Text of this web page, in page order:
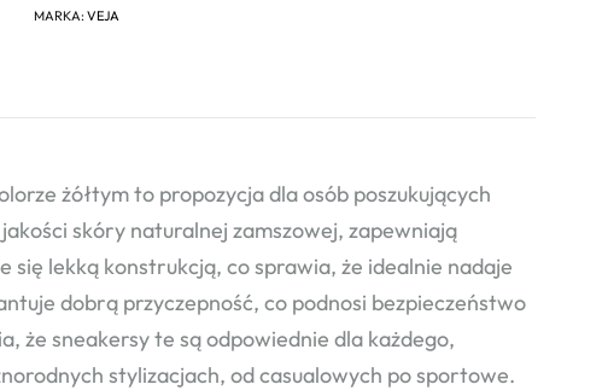
MARKA: VEJA
żółtym to propozycja dla osób poszukujących
skóry naturalnej zamszowej, zapewniają
lekką konstrukcją, co sprawia, że idealnie nadaje
dobrą przyczepność, co podnosi bezpieczeństwo
że sneakersy te są odpowiednie dla każdego,
stylizacjach, od casualowych po sportowe.